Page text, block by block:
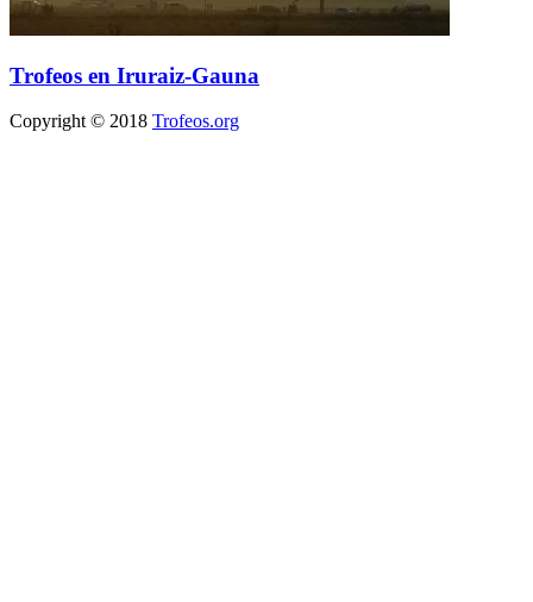
Trofeos en Iruraiz-Gauna
Copyright © 2018 Trofeos.org